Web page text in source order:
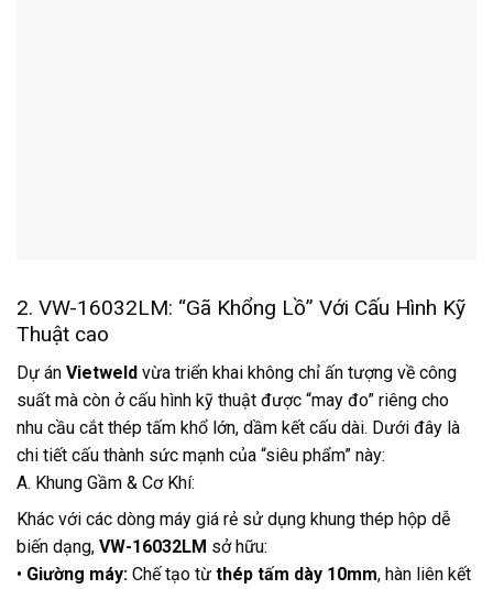
2. VW-16032LM: “Gã Khổng Lồ” Với Cấu Hình Kỹ
Thuật cao
Dự án Vietweld vừa triển khai không chỉ ấn tượng về công
suất mà còn ở cấu hình kỹ thuật được “may đo” riêng cho
nhu cầu cắt thép tấm khổ lớn, dầm kết cấu dài. Dưới đây là
chi tiết cấu thành sức mạnh của “siêu phẩm” này:
A. Khung Gầm & Cơ Khí:
Khác với các dòng máy giá rẻ sử dụng khung thép hộp dễ
biến dạng, VW-16032LM sở hữu:
• Giường máy: Chế tạo từ thép tấm dày 10mm, hàn liên kết